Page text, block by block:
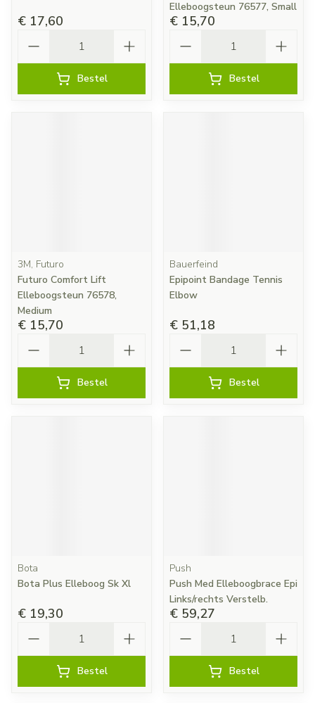
€ 17,60
Bestel
Elleboogsteun 76577, Small
€ 15,70
Bestel
3M, Futuro
Futuro Comfort Lift
Elleboogsteun 76578,
Medium
€ 15,70
Bestel
Bauerfeind
Epipoint Bandage Tennis
Elbow
€ 51,18
Bestel
Bota
Bota Plus Elleboog Sk Xl
€ 19,30
Bestel
Push
Push Med Elleboogbrace Epi
Links/rechts Verstelb.
€ 59,27
Bestel